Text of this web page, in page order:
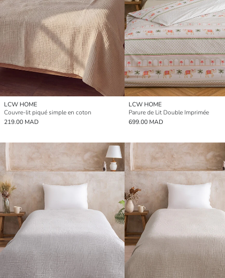
LCW HOME
Couvre-lit piqué simple en coton
219.00 MAD
LCW HOME
Parure de Lit Double Imprimée
699.00 MAD